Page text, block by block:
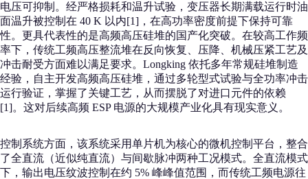
电压可抑制。经严格损耗和温升试验，变压器长期满载运行时油
面温升被控制在 40 K 以内[1]，在高功率密度前提下保持可靠
性。更具代表性的是高频高压硅堆的国产化突破。在较高工作频
率下，传统工频高压整流堆在反向恢复、压降、机械压紧工艺及
冲击耐受方面难以满足要求。Longking 依托多年常规硅堆制造
经验，自主开发高频高压硅堆，通过多轮型式试验与全功率冲击
运行验证，掌握了关键工艺，从而摆脱了对进口元件的依赖
[1]。这对后续高频 ESP 电源的大规模产业化具有现实意义。
控制系统方面，该系统采用单片机为核心的微机控制平台，整合
了全直流（近似纯直流）与间歇脉冲两种工况模式。全直流模式
下，输出电压纹波控制在约 5% 峰峰值范围，而传统工频电源往